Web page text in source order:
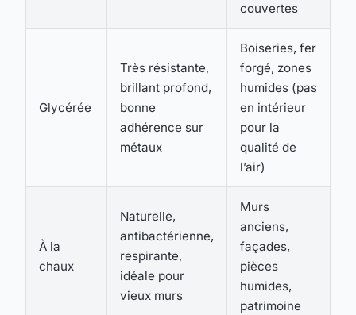
couvertes
Glycérée
Très résistante,
brillant profond,
bonne
adhérence sur
métaux
Boiseries, fer
forgé, zones
humides (pas
en intérieur
pour la
qualité de
l’air)
À la
chaux
Naturelle,
antibactérienne,
respirante,
idéale pour
vieux murs
Murs
anciens,
façades,
pièces
humides,
patrimoine